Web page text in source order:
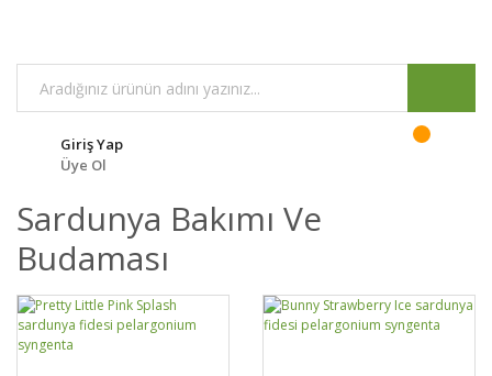
Giriş Yap
Üye Ol
Sardunya Bakımı Ve
Budaması